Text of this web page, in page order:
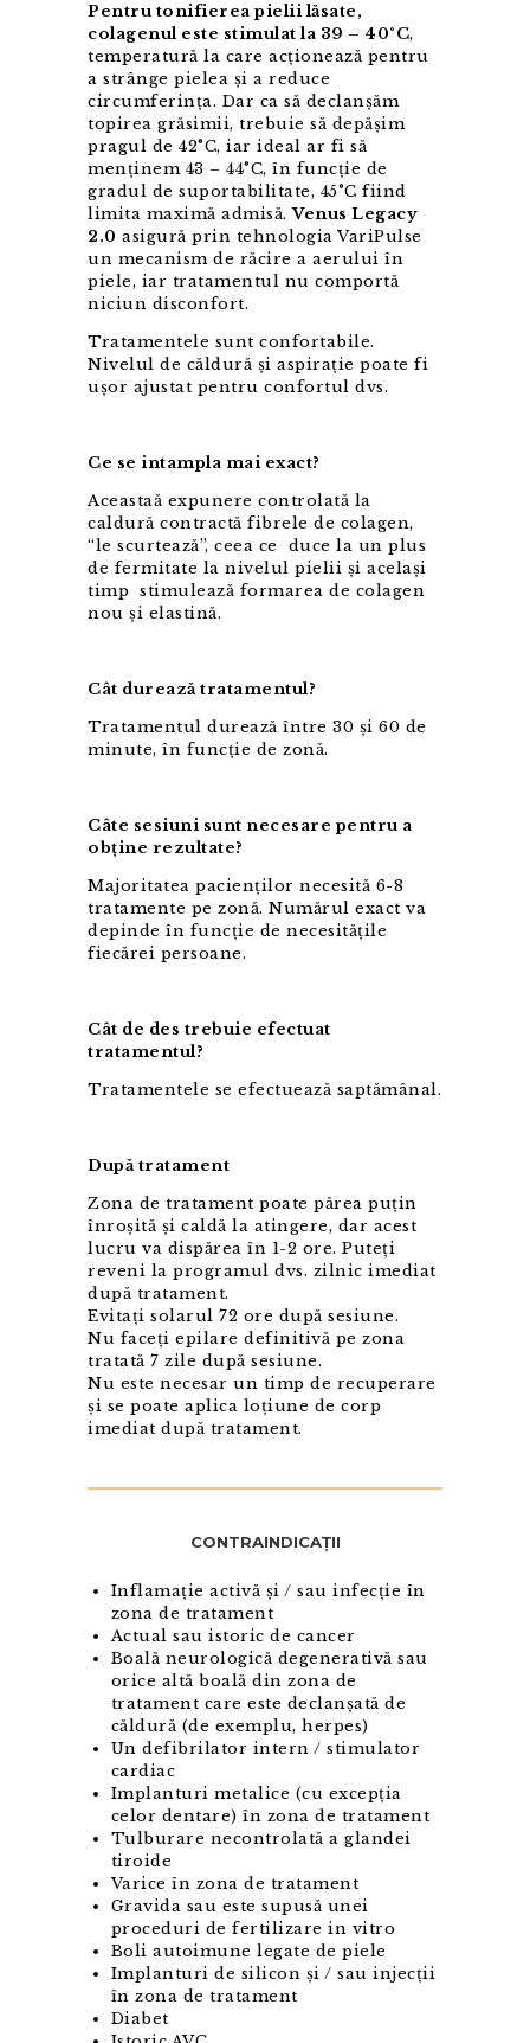
Pentru tonifierea pielii lăsate,
colagenul este stimulat la 39 – 40°C,
temperatură la care acționează pentru
a strânge pielea și a reduce
circumferința. Dar ca să declanșăm
topirea grăsimii, trebuie să depășim
pragul de 42°C, iar ideal ar fi să
menținem 43 – 44°C, în funcție de
gradul de suportabilitate, 45°C fiind
limita maximă admisă.Venus Legacy
2.0 asigură prin tehnologia VariPulse
un mecanism de răcire a aerului în
piele, iar tratamentul nu comportă
niciun disconfort.
Tratamentele sunt confortabile.
Nivelul de căldură și aspirație poate fi
ușor ajustat pentru confortul dvs.
Ce se intampla mai exact?
Aceastaă expunere controlată la
caldură contractă fibrele de colagen,
“le scurtează”, ceea ce duce la un plus
de fermitate la nivelul pielii şi acelaşi
timp stimulează formarea de colagen
nou şi elastină.
Cât durează tratamentul?
Tratamentul durează între 30 și 60 de
minute, în funcție de zonă.
Câte sesiuni sunt necesare pentru a
obține rezultate?
Majoritatea pacienților necesită 6-8
tratamente pe zonă. Numărul exact va
depinde în funcție de necesitățile
fiecărei persoane.
Cât de des trebuie efectuat
tratamentul?
Tratamentele se efectuează saptămânal.
După tratament
Zona de tratament poate părea puțin
înroșită și caldă la atingere, dar acest
lucru va dispărea în 1-2 ore. Puteți
reveni la programul dvs. zilnic imediat
după tratament.
Evitați solarul 72 ore după sesiune.
Nu faceți epilare definitivă pe zona
tratată 7 zile după sesiune.
Nu este necesar un timp de recuperare
și se poate aplica loțiune de corp
imediat după tratament.
CONTRAINDICAȚII
Inflamație activă și / sau infecție în
zona de tratament
Actual sau istoric de cancer
Boală neurologică degenerativă sau
orice altă boală din zona de
tratament care este declanșată de
căldură (de exemplu, herpes)
Un defibrilator intern / stimulator
cardiac
Implanturi metalice (cu excepția
celor dentare) în zona de tratament
Tulburare necontrolată a glandei
tiroide
Varice în zona de tratament
Gravida sau este supusă unei
proceduri de fertilizare in vitro
Boli autoimune legate de piele
Implanturi de silicon și / sau injecții
în zona de tratament
Diabet